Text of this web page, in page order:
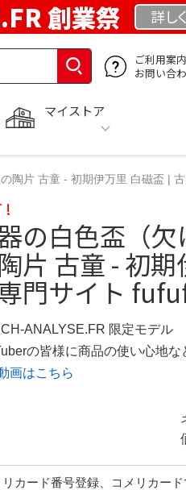
創業祭 詳し
ご利用案内
お問い合
マイストア
陶片 古童 - 初期伊万里 白磁盃 |
!
の白色盃（
片 古童 - 初
門サイト
ANALYSE.FR 限定モデル
の皆様に商品の使い心地な
画はこちら
リカード番号登録、コメリカー